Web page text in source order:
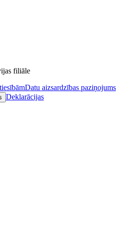
filiāle
Datu aizsardzības paziņojums
Deklarācijas